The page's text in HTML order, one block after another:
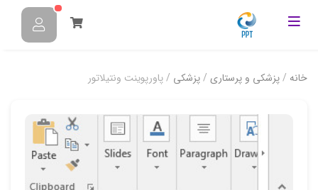
خانه /پزشکی و پرستاری /پزشکی / پاورپوینت ونتیلاتور